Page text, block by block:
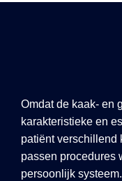
Omdat de kaak- en
karakteristieke en
patiënt verschillend
passen procedures
persoonlijk